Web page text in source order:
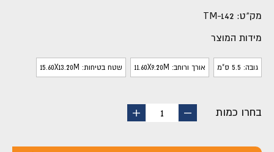
מק"ט: TM-142
מידות המוצר
גובה: 5.5 ס"מ אורך ורוחב: 11.60X9.20M שטח בטיחות: 15.60X13.20M
בחרו כמות
החסר
1
הוסף